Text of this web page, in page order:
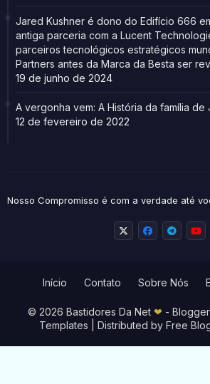
Jared Kushner é dono do Edifício 666
antiga parceria com a Lucent
parceiros tecnológicos estratégicos
Partners antes da Marca da Besta ser
19 de junho de 2024
A vergonha vem: A História da família de
12 de fevereiro de 2022
Nosso Compromisso é com a verdade até
© 2026 Bastidores Da Net ❤ -
Templates | Distributed by Free
Início Contato Sobre Nós